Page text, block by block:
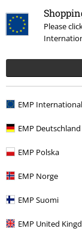
Please
EMP International
EMP Deutschland
EMP Polska
EMP Norge
EMP Suomi
EMP United
Hjelp/FAQ
Returvilkår
Returner en
Generell
Betalingsmåter
Tilbud til deg
Konkurranser
Gavekort